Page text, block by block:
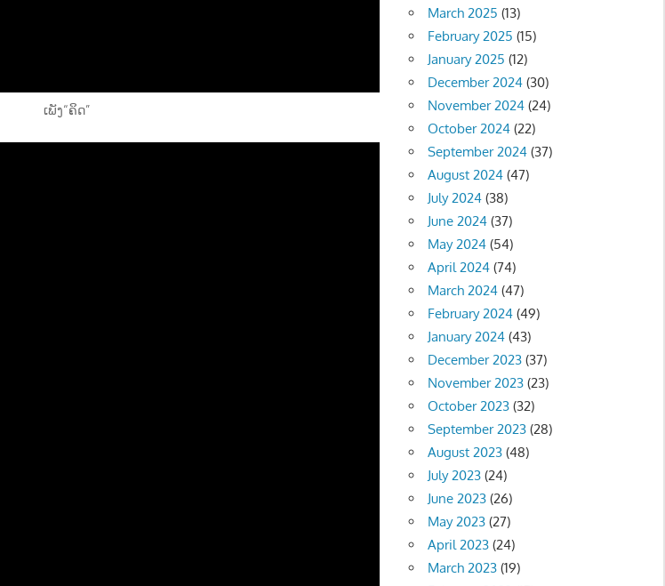
ເພັງ“ຄິດ”
March 2025 (13)
February 2025 (15)
January 2025 (12)
December 2024 (30)
November 2024 (24)
October 2024 (22)
September 2024 (37)
August 2024 (47)
July 2024 (38)
June 2024 (37)
May 2024 (54)
April 2024 (74)
March 2024 (47)
February 2024 (49)
January 2024 (43)
December 2023 (37)
November 2023 (23)
October 2023 (32)
September 2023 (28)
August 2023 (48)
July 2023 (24)
June 2023 (26)
May 2023 (27)
April 2023 (24)
March 2023 (19)